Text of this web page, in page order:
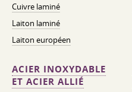
Cuivre laminé
Laiton laminé
Laiton européen
ACIER INOXYDABLE
ET ACIER ALLIÉ